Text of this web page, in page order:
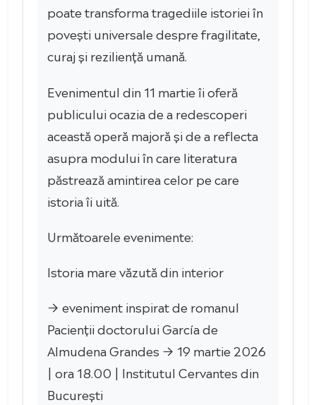
poate transforma tragediile istoriei în
povești universale despre fragilitate,
curaj și reziliență umană.
Evenimentul din 11 martie îi oferă
publicului ocazia de a redescoperi
această operă majoră și de a reflecta
asupra modului în care literatura
păstrează amintirea celor pe care
istoria îi uită.
Următoarele evenimente:
Istoria mare văzută din interior
→ eveniment inspirat de romanul
Pacienții doctorului García de
Almudena Grandes → 19 martie 2026
| ora 18.00 | Institutul Cervantes din
București